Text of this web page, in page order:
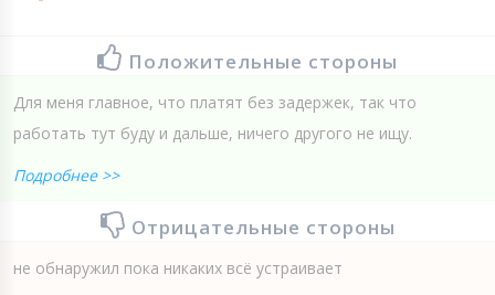
Положительные стороны
Для меня главное, что платят без задержек, так что
работать тут буду и дальше, ничего другого не ищу.
Подробнее >>
Отрицательные стороны
не обнаружил пока никаких всё устраивает